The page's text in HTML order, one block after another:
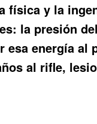
física y la
la presión
esa energía al
al rifle,